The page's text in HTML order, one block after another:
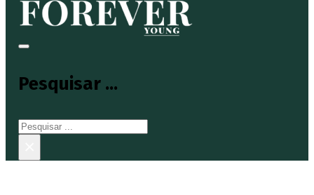
Pesquisar ...
Pesquisar